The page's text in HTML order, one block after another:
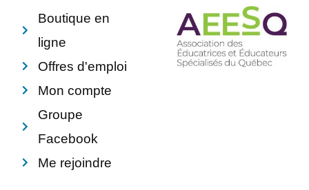
Boutique en
ligne
Offres d'emploi
Mon compte
Groupe
Facebook
Me rejoindre